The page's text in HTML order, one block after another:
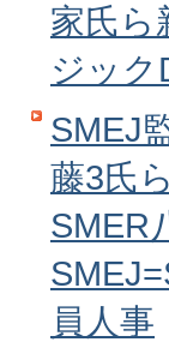
家氏ら
ジック
SMEJ
藤3氏
SMER
員人事